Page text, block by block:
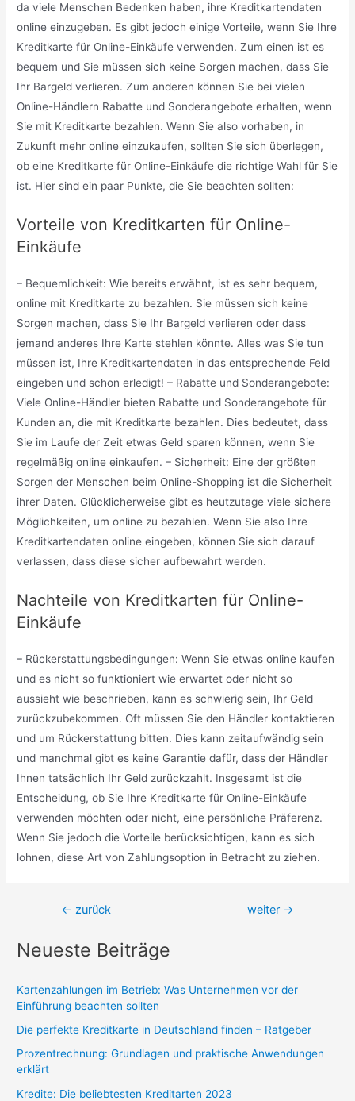
da viele Menschen Bedenken haben, ihre Kreditkartendaten
online einzugeben. Es gibt jedoch einige Vorteile, wenn Sie Ihre
Kreditkarte für Online-Einkäufe verwenden. Zum einen ist es
bequem und Sie müssen sich keine Sorgen machen, dass Sie
Ihr Bargeld verlieren. Zum anderen können Sie bei vielen
Online-Händlern Rabatte und Sonderangebote erhalten, wenn
Sie mit Kreditkarte bezahlen. Wenn Sie also vorhaben, in
Zukunft mehr online einzukaufen, sollten Sie sich überlegen,
ob eine Kreditkarte für Online-Einkäufe die richtige Wahl für Sie
ist. Hier sind ein paar Punkte, die Sie beachten sollten:
Vorteile von Kreditkarten für Online-
Einkäufe
– Bequemlichkeit: Wie bereits erwähnt, ist es sehr bequem,
online mit Kreditkarte zu bezahlen. Sie müssen sich keine
Sorgen machen, dass Sie Ihr Bargeld verlieren oder dass
jemand anderes Ihre Karte stehlen könnte. Alles was Sie tun
müssen ist, Ihre Kreditkartendaten in das entsprechende Feld
eingeben und schon erledigt! – Rabatte und Sonderangebote:
Viele Online-Händler bieten Rabatte und Sonderangebote für
Kunden an, die mit Kreditkarte bezahlen. Dies bedeutet, dass
Sie im Laufe der Zeit etwas Geld sparen können, wenn Sie
regelmäßig online einkaufen. – Sicherheit: Eine der größten
Sorgen der Menschen beim Online-Shopping ist die Sicherheit
ihrer Daten. Glücklicherweise gibt es heutzutage viele sichere
Möglichkeiten, um online zu bezahlen. Wenn Sie also Ihre
Kreditkartendaten online eingeben, können Sie sich darauf
verlassen, dass diese sicher aufbewahrt werden.
Nachteile von Kreditkarten für Online-
Einkäufe
– Rückerstattungsbedingungen: Wenn Sie etwas online kaufen
und es nicht so funktioniert wie erwartet oder nicht so
aussieht wie beschrieben, kann es schwierig sein, Ihr Geld
zurückzubekommen. Oft müssen Sie den Händler kontaktieren
und um Rückerstattung bitten. Dies kann zeitaufwändig sein
und manchmal gibt es keine Garantie dafür, dass der Händler
Ihnen tatsächlich Ihr Geld zurückzahlt. Insgesamt ist die
Entscheidung, ob Sie Ihre Kreditkarte für Online-Einkäufe
verwenden möchten oder nicht, eine persönliche Präferenz.
Wenn Sie jedoch die Vorteile berücksichtigen, kann es sich
lohnen, diese Art von Zahlungsoption in Betracht zu ziehen.
Beitragsnavigation
← zurück weiter →
Neueste Beiträge
Kartenzahlungen im Betrieb: Was Unternehmen vor der
Einführung beachten sollten
Die perfekte Kreditkarte in Deutschland finden – Ratgeber
Prozentrechnung: Grundlagen und praktische Anwendungen
erklärt
Kredite: Die beliebtesten Kreditarten 2023